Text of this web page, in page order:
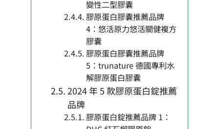
變性二型膠囊
膠原蛋白膠囊推薦品牌
4：悠活原力悠活關健複方
膠囊
膠原蛋白膠囊推薦品牌
5：trunature 德國專利水
解膠原蛋白膠囊
2024 年 5 款膠原蛋白錠推薦
品牌
膠原蛋白錠推薦品牌 1：